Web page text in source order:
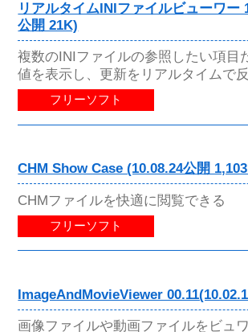
リアルタイムINIファイルビューワー
公開 21K)
複数のINIファイルの参照したい項目
値を表示し、更新をリアルタイムで
フリーソフト
CHM Show Case (10.08.24公開
CHMファイルを快適に閲覧できる
フリーソフト
ImageAndMovieViewer
画像ファイルや動画ファイルをビュ